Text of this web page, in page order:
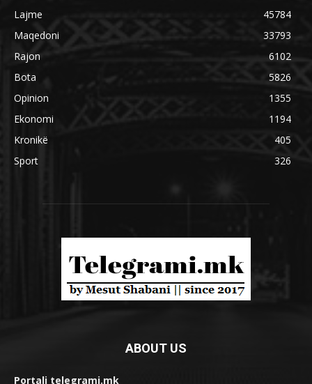
Lajme
45784
Maqedoni
33793
Rajon
6102
Bota
5826
Opinion
1355
Ekonomi
1194
Kronikë
405
Sport
326
ABOUT US
Portali telegrami.mk